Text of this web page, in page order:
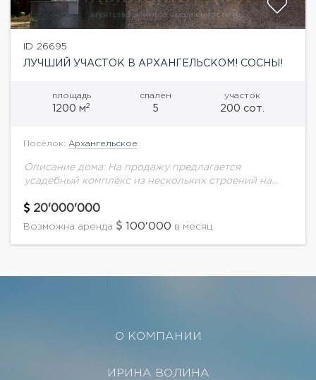
ID 26695
ЛУЧШИЙ УЧАСТОК В АРХАНГЕЛЬСКОМ! СОСНЫ!
площадь
1200 м2
спален
5
участок
200 сот.
Посёлок: Архангельское
Описание дома: На продажу предлагается
усадебный комплекс из нескольких строений на
многоуровневой системой охраны. На территории
расположены: Основной дом...
20'000'000
Возможна аренда 100'000 в месяц
О КОМПАНИИ
ИРИНА ВОЛИНА